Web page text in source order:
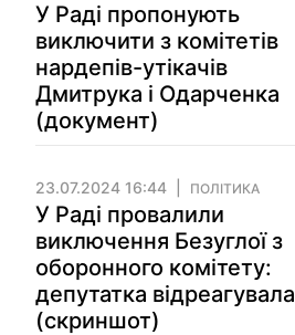
У Раді пропонують
виключити з комітетів
нардепів-утікачів
Дмитрука і Одарченка
(документ)
23.07.2024 16:44 ПОЛІТИКА
У Раді провалили
виключення Безуглої з
оборонного комітету:
депутатка відреагувала
(скриншот)